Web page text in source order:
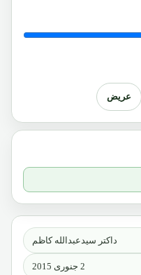
داکتر سیدعبدالله کاظم
2 جنوری 2015
عریض